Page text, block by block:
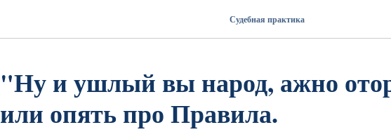
Судебная практика
"Ну и ушлый вы народ, ажно
или опять про Правила.